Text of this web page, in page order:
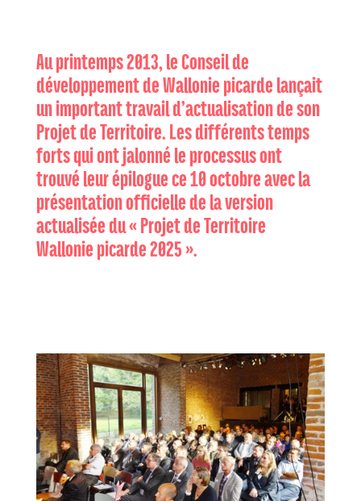
Au printemps 2013, le Conseil de
développement de Wallonie picarde lançait
un important travail d’actualisation de son
Projet de Territoire. Les différents temps
forts qui ont jalonné le processus ont
trouvé leur épilogue ce 10 octobre avec la
présentation officielle de la version
actualisée du « Projet de Territoire
Wallonie picarde 2025 ».